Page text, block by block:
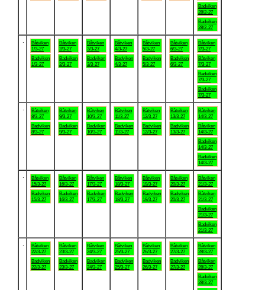
Badviken
28/2-27
Badviken
28/2-27
Båtviken
1/3-27
Badviken
1/3-27
Båtviken
2/3-27
Badviken
2/3-27
Båtviken
3/3-27
Badviken
3/3-27
Båtviken
4/3-27
Badviken
4/3-27
Båtviken
5/3-27
Badviken
5/3-27
Båtviken
6/3-27
Badviken
6/3-27
Båtviken
7/3-27
Båtviken
7/3-27
Badviken
7/3-27
Badviken
7/3-27
Båtviken
8/3-27
Badviken
8/3-27
Båtviken
9/3-27
Badviken
9/3-27
Båtviken
10/3-27
Badviken
10/3-27
Båtviken
11/3-27
Badviken
11/3-27
Båtviken
12/3-27
Badviken
12/3-27
Båtviken
13/3-27
Badviken
13/3-27
Båtviken
14/3-27
Båtviken
14/3-27
Badviken
14/3-27
Badviken
14/3-27
Båtviken
15/3-27
Badviken
15/3-27
Båtviken
16/3-27
Badviken
16/3-27
Båtviken
17/3-27
Badviken
17/3-27
Båtviken
18/3-27
Badviken
18/3-27
Båtviken
19/3-27
Badviken
19/3-27
Båtviken
20/3-27
Badviken
20/3-27
Båtviken
21/3-27
Båtviken
21/3-27
Badviken
21/3-27
Badviken
21/3-27
Båtviken
22/3-27
Badviken
22/3-27
Båtviken
23/3-27
Badviken
23/3-27
Båtviken
24/3-27
Badviken
24/3-27
Båtviken
25/3-27
Badviken
25/3-27
Båtviken
26/3-27
Badviken
26/3-27
Båtviken
27/3-27
Badviken
27/3-27
Båtviken
28/3-27
Båtviken
28/3-27
Badviken
28/3-27